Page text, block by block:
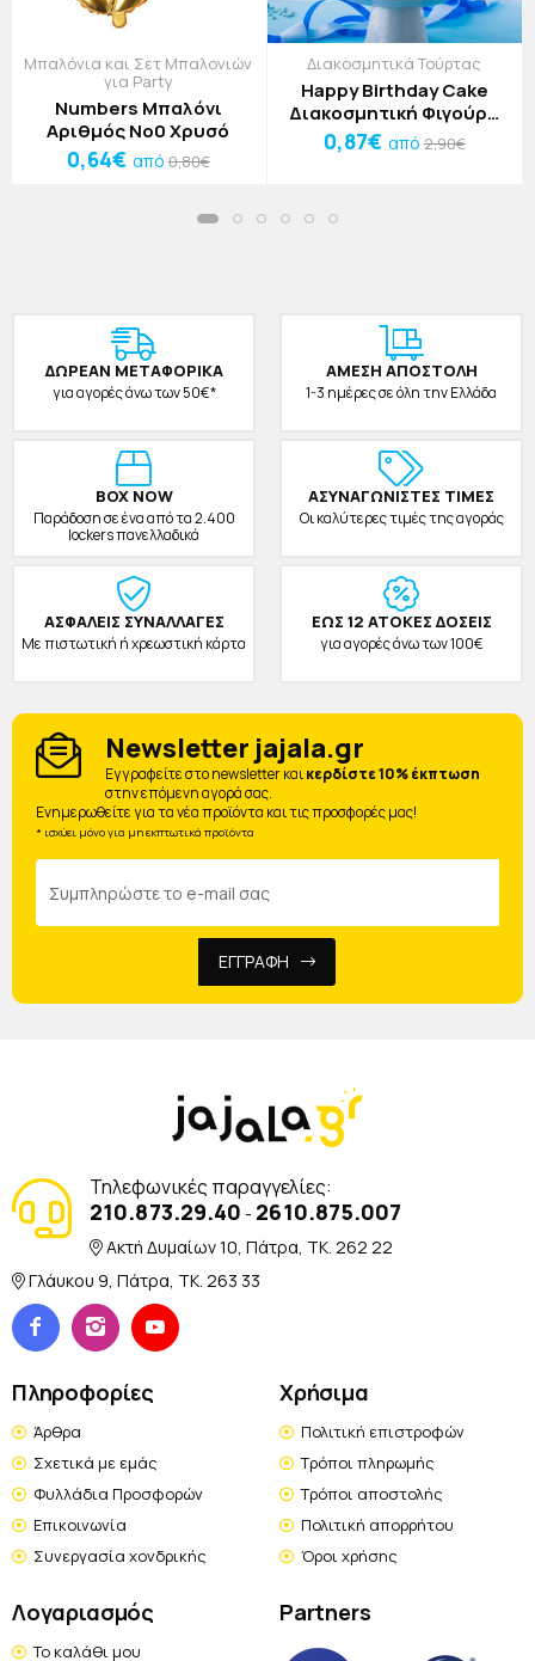
Μπαλόνια και Σετ Μπαλονιών
για Party
Numbers Μπαλόνι
Αριθμός Νο0 Χρυσό
0,64€ από 0,80€
Διακοσμητικά Τούρτας
Happy Birthday Cake
Διακοσμητική Φιγούρα
Τούρτας Σκίουρος
Πορτοκαλί
0,87€ από 2,90€
ΔΩΡΕAΝ ΜΕΤΑΦΟΡΙΚΑ
για αγορές άνω των 50€*
ΑΜΕΣΗ ΑΠΟΣΤΟΛΗ
1-3 ημέρες σε όλη την Ελλάδα
BOX NOW
Παράδοση σε ένα από τα 2.400
lockers πανελλαδικά
ΑΣΥΝΑΓΩΝΙΣΤΕΣ ΤΙΜΕΣ
Οι καλύτερες τιμές της αγοράς
ΑΣΦΑΛΕΙΣ ΣΥΝΑΛΛΑΓΕΣ
Με πιστωτική ή χρεωστική κάρτα
ΕΩΣ 12 ΑΤΟΚΕΣ ΔΟΣΕΙΣ
για αγορές άνω των 100€
Newsletter jajala.gr
Eγγραφείτε στο newsletter καικερδίστε 10% έκπτωση
στην επόμενη αγορά σας.
Ενημερωθείτε για τα νέα προϊόντα και τις προσφορές μας!
* ισχύει μόνο για μη εκπτωτικά προϊόντα
ΕΓΓΡΑΦΗ
Τηλεφωνικές παραγγελίες:
210.873.29.40 - 2610.875.007
Ακτή Δυμαίων 10, Πάτρα, TK. 262 22
Γλάυκου 9, Πάτρα, TK. 263 33
Πληροφορίες
Άρθρα
Σχετικά με εμάς
Φυλλάδια Προσφορών
Επικοινωνία
Συνεργασία χονδρικής
Χρήσιμα
Πολιτική επιστροφών
Τρόποι πληρωμής
Τρόποι αποστολής
Πολιτική απορρήτου
Όροι χρήσης
Λογαριασμός
Το καλάθι μου
Partners